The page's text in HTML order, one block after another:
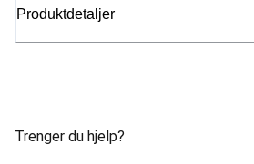
Produktdetaljer
Trenger du hjelp?